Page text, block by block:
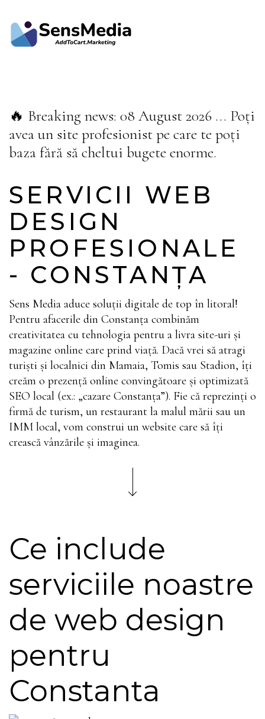
🔥 Breaking news: 08 August 2026 ... Poți
avea un site profesionist pe care te poți
baza fără să cheltui bugete enorme.
SERVICII WEB
DESIGN
PROFESIONALE
- CONSTANȚA
Sens Media aduce soluții digitale de top în litoral!
Pentru afacerile din Constanța combinăm
creativitatea cu tehnologia pentru a livra site-uri și
magazine online care prind viață. Dacă vrei să atragi
turiști și localnici din Mamaia, Tomis sau Stadion, îți
creăm o prezență online convingătoare și optimizată
SEO local (ex.: „cazare Constanța”). Fie că reprezinți o
firmă de turism, un restaurant la malul mării sau un
IMM local, vom construi un website care să îți
crească vânzările și imaginea.
Ce include
serviciile noastre
de web design
pentru
Constanta